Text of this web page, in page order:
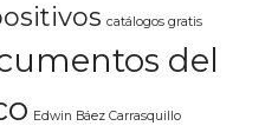
catálogos gratis
del
Edwin Báez Carrasquillo